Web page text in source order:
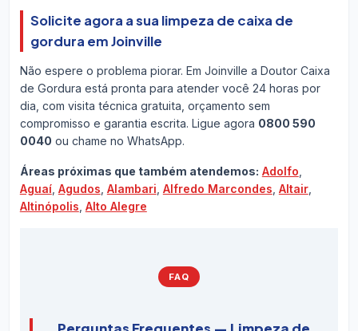
Solicite agora a sua limpeza de caixa de
gordura em Joinville
Não espere o problema piorar. Em Joinville a Doutor Caixa
de Gordura está pronta para atender você 24 horas por
dia, com visita técnica gratuita, orçamento sem
compromisso e garantia escrita. Ligue agora 0800 590
0040 ou chame no WhatsApp.
Áreas próximas que também atendemos: Adolfo
Aguaí, Agudos Alambari Alfredo Marcondes Altair,
Altinópolis Alto Alegre
FAQ